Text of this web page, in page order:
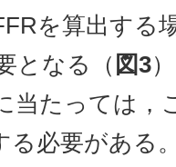
を算出する
となる（ 図3
当たっては，
る必要がある